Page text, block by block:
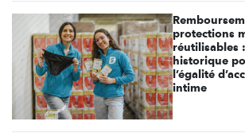
protections
réutilisables
historique
l’égalité
intime